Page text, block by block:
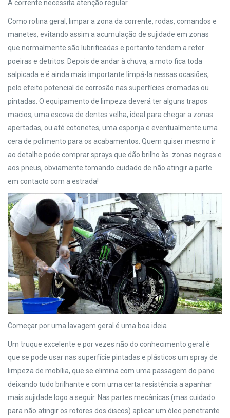
A corrente necessita atenção regular
Como rotina geral, limpar a zona da corrente, rodas, comandos e
manetes, evitando assim a acumulação de sujidade em zonas
que normalmente são lubrificadas e portanto tendem a reter
poeiras e detritos. Depois de andar à chuva, a moto fica toda
salpicada e é ainda mais importante limpá-la nessas ocasiões,
pelo efeito potencial de corrosão nas superfícies cromadas ou
pintadas. O equipamento de limpeza deverá ter alguns trapos
macios, uma escova de dentes velha, ideal para chegar a zonas
apertadas, ou até cotonetes, uma esponja e eventualmente uma
cera de polimento para os acabamentos. Quem quiser mesmo ir
ao detalhe pode comprar sprays que dão brilho às zonas negras e
aos pneus, obviamente tomando cuidado de não atingir a parte
em contacto com a estrada!
Começar por uma lavagem geral é uma boa ideia
Um truque excelente e por vezes não do conhecimento geral é
que se pode usar nas superfície pintadas e plásticos um spray de
limpeza de mobília, que se elimina com uma passagem do pano
deixando tudo brilhante e com uma certa resistência a apanhar
mais sujidade logo a seguir. Nas partes mecânicas (mas cuidado
para não atingir os rotores dos discos) aplicar um óleo penetrante